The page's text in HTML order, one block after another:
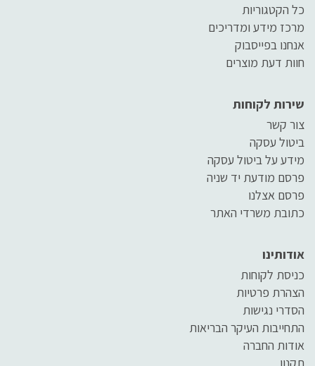
כל הקטגוריות
מרכז מידע ומדריכים
אנחנו בפייסבוק
חוות דעת מוצרים
שירות לקוחות
צור קשר
ביטול עסקה
מידע על ביטול עסקה
פרסם מודעת יד שניה
פרסם אצלנו
כתובת משרדי האתר
אודותינו
כניסת לקוחות
הצהרת פרטיות
הסדרי נגישות
התחייבות העיקר הבריאות
אודות החברה
תקנון